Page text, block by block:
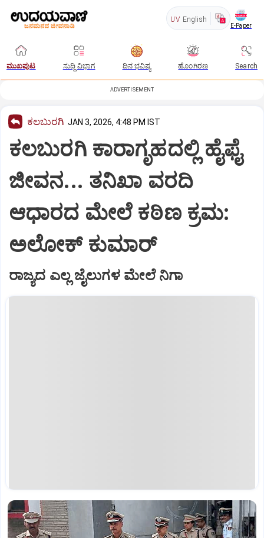
UV English
E-Paper
ಮುಖಪುಟ ಸುದ್ದಿ ವಿಭಾಗ ದಿನ ಭವಿಷ್ಯ ಹೊಂಗಿರಣ Search
ADVERTISEMENT
ಕಲಬುರಗಿ JAN 3, 2026, 4:48 PM IST
ಕಲಬುರಗಿ ಕಾರಾಗೃಹದಲ್ಲಿ ಹೈಫೈ
ಜೀವನ... ತನಿಖಾ ವರದಿ
ಆಧಾರದ ಮೇಲೆ ಕಠಿಣ ಕ್ರಮ:
ಅಲೋಕ್ ಕುಮಾರ್
ರಾಜ್ಯದ ಎಲ್ಲ ಜೈಲುಗಳ ಮೇಲೆ ನಿಗಾ